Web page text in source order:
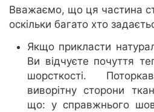
Вважаємо, що ця частина
оскільки багато хто
Якщо прикласти
Ви відчуєте почуття
шорсткості.
виворітну сторони
що: у справжнього